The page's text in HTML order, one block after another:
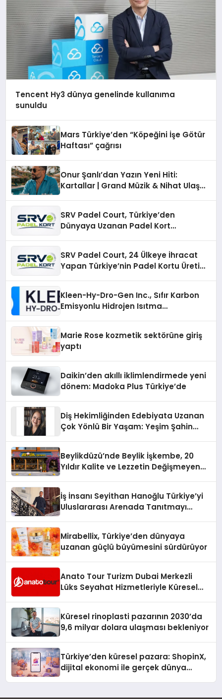
Tencent Hy3 dünya genelinde kullanıma
sunuldu
Mars Türkiye’den “Köpeğini İşe Götür
Haftası” çağrısı
Onur Şanlı’dan Yazın Yeni Hiti:
Kartallar | Grand Müzik & Nihat Ulaş
SRV Padel Court, Türkiye’den
Dünyaya Uzanan Padel Kort
SRV Padel Court, 24 Ülkeye İhracat
Yapan Türkiye’nin Padel Kortu Üretim
Kleen-Hy-Dro-Gen Inc., Sıfır Karbon
Emisyonlu Hidrojen Isıtma
Marie Rose kozmetik sektörüne giriş
yaptı
Daikin’den akıllı iklimlendirmede yeni
dönem: Madoka Plus Türkiye’de
Diş Hekimliğinden Edebiyata Uzanan
Çok Yönlü Bir Yaşam: Yeşim Şahin
Beylikdüzü’nde Beylik İşkembe, 20
Yıldır Kalite ve Lezzetin Değişmeyen
İş İnsanı Seyithan Hanoğlu Türkiye’yi
Uluslararası Arenada Tanıtmayı
Mirabellix, Türkiye’den dünyaya
uzanan güçlü büyümesini sürdürüyor
Anato Tour Turizm Dubai Merkezli
Lüks Seyahat Hizmetleriyle Küresel
Küresel rinoplasti pazarının 2030’da
9,6 milyar dolara ulaşması bekleniyor
Türkiye’den küresel pazara: ShopinX,
dijital ekonomi ile gerçek dünya